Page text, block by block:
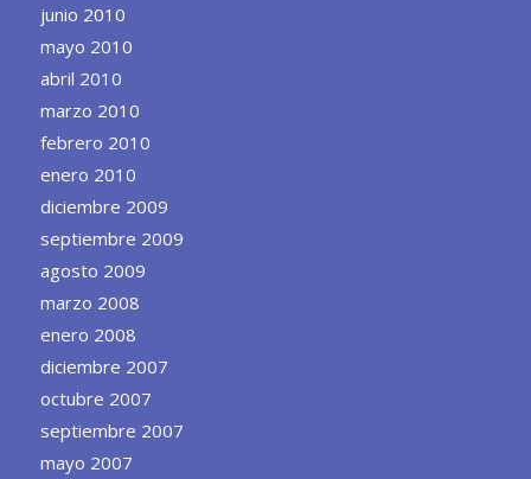
junio 2010
mayo 2010
abril 2010
marzo 2010
febrero 2010
enero 2010
diciembre 2009
septiembre 2009
agosto 2009
marzo 2008
enero 2008
diciembre 2007
octubre 2007
septiembre 2007
mayo 2007